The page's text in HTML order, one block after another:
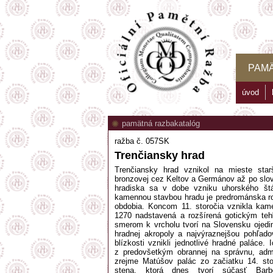
úvod
pamätná razbakatalóg
ražba č. 057SK
Trenčiansky hrad
Trenčiansky hrad vznikol na mieste
bronzovej cez Keltov a Germánov až po
hradiska sa v dobe vzniku uhorského
kamennou stavbou hradu je predrománska
obdobia. Koncom 11. storočia vznikla
1270 nadstavená a rozšírená gotickým
smerom k vrcholu tvorí na Slovensku
hradnej akropoly a najvýraznejšou
blízkosti vznikli jednotlivé hradné
z predovšetkým obrannej na správnu,
zrejme Matúšov palác zo začiatku 14.
stena, ktorá dnes tvorí súčasť